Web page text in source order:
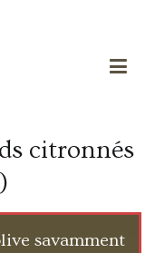
citronnés
savamment